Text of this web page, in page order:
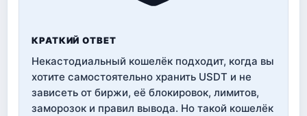
КРАТКИЙ ОТВЕТ
Некастодиальный кошелёк подходит, когда вы
хотите самостоятельно хранить USDT и не
зависеть от биржи, её блокировок, лимитов,
заморозок и правил вывода. Но такой кошелёк